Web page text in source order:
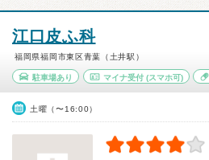
江口皮ふ科
福岡県福岡市東区青葉（土井駅）
駐車場あり マイナ受付(スマホ可)
土曜（〜16:00）